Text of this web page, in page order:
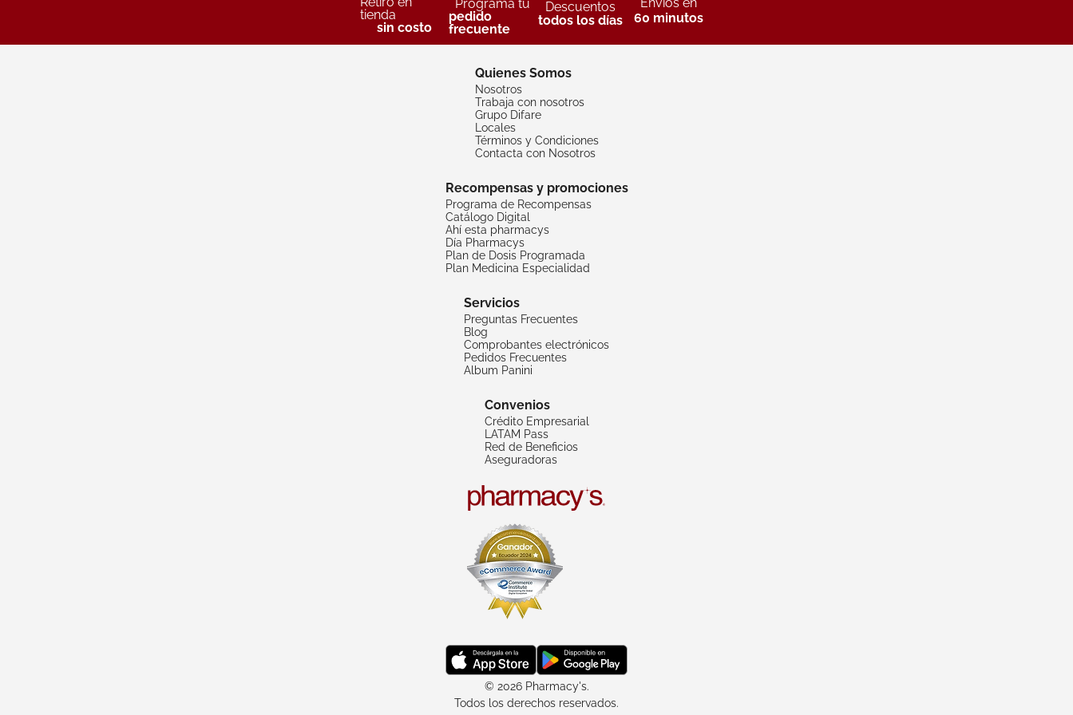
tienda
sin costo
Programa tu
pedido
frecuente
Descuentos
todos los días
Envíos en
60 minutos
Quienes Somos
Nosotros
Trabaja con nosotros
Grupo Difare
Locales
Términos y Condiciones
Contacta con Nosotros
Recompensas y promociones
Programa de Recompensas
Catálogo Digital
Ahí esta pharmacys
Día Pharmacys
Plan de Dosis Programada
Plan Medicina Especialidad
Servicios
Preguntas Frecuentes
Blog
Comprobantes electrónicos
Pedidos Frecuentes
Album Panini
Convenios
Crédito Empresarial
LATAM Pass
Red de Beneficios
Aseguradoras
© 2026 Pharmacy's.
Todos los derechos reservados.